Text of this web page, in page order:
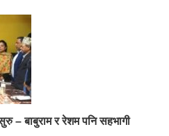
– बाबुराम र रेशम पनि सहभागी